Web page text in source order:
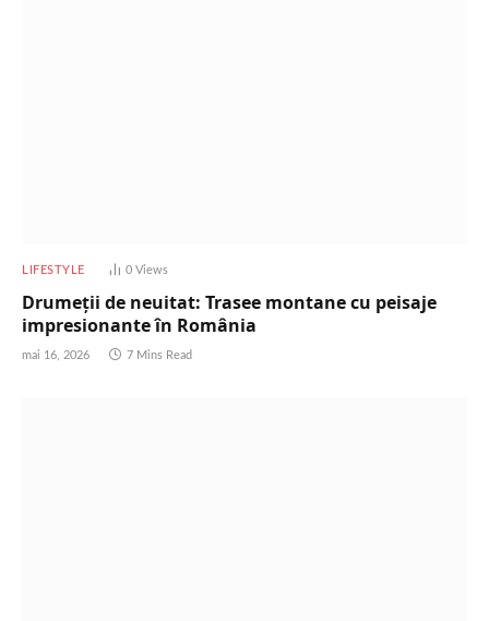
LIFESTYLE 0 Views
Drumeții de neuitat: Trasee montane cu peisaje
impresionante în România
mai 16, 2026 7 Mins Read